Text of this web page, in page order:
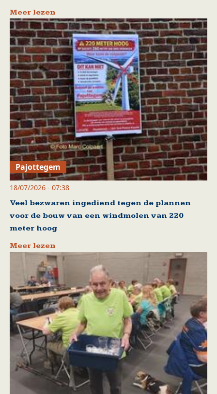
Meer lezen
Pajottegem
18/07/2026 - 07:38
Veel bezwaren ingediend tegen de plannen
voor de bouw van een windmolen van 220
meter hoog
Meer lezen